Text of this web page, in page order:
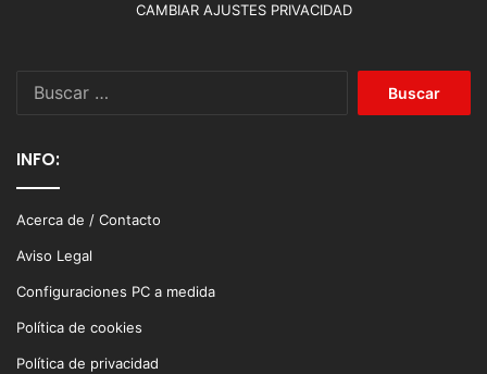
CAMBIAR AJUSTES PRIVACIDAD
INFO:
Acerca de / Contacto
Aviso Legal
Configuraciones PC a medida
Política de cookies
Política de privacidad